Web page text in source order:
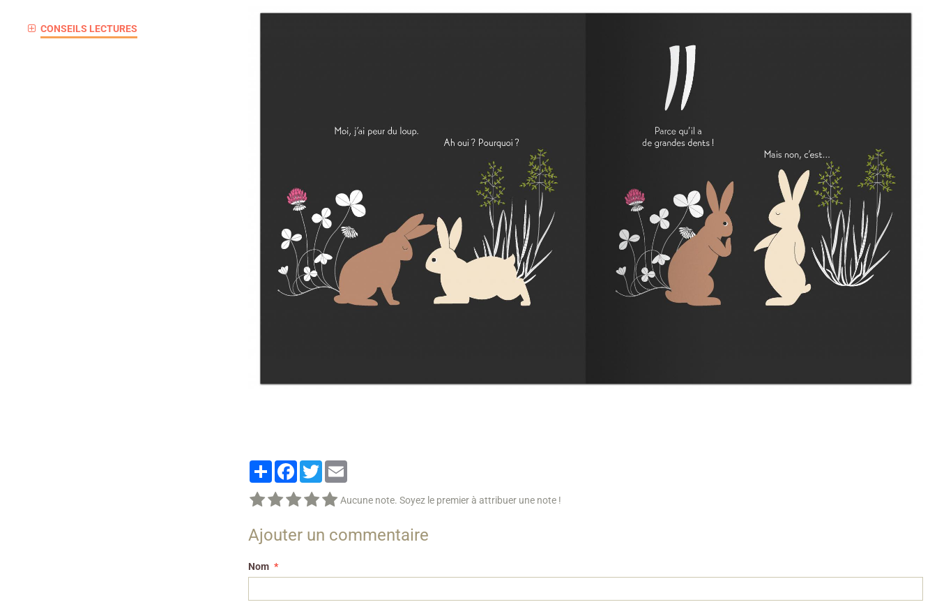
PartagerFacebook
Twitter
Aucune note. Soyez le premier à attribuer une note !
Ajouter un commentaire
Nom
CONSEILS LECTURES